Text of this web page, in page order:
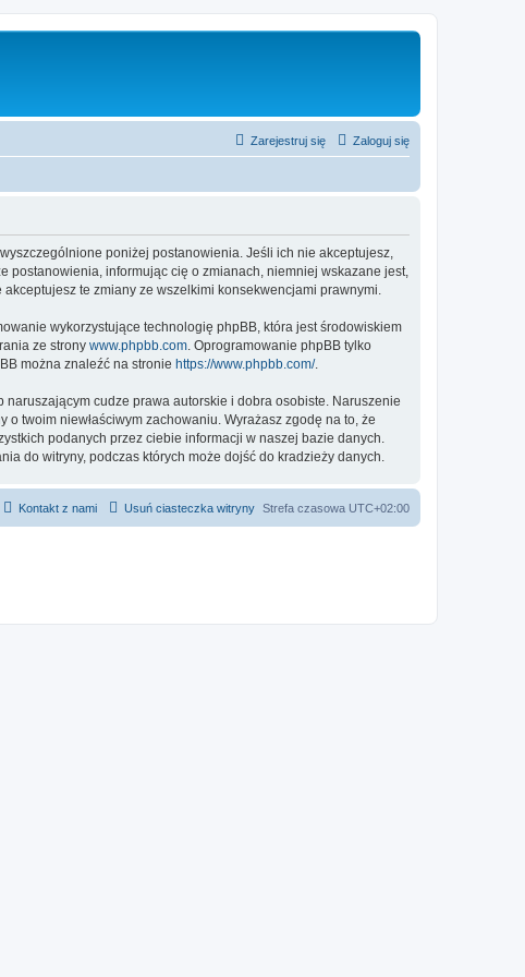
Zaloguj się
Zarejestruj się
wyszczególnione poniżej postanowienia. Jeśli ich nie akceptujesz,
postanowienia, informując cię o zmianach, niemniej wskazane jest,
te zmiany ze wszelkimi konsekwencjami prawnymi.
wykorzystujące technologię phpBB, która jest środowiskiem
ze strony www.phpbb.com . Oprogramowanie phpBB tylko
można znaleźć na stronie https://www.phpbb.com/.
cudze prawa autorskie i dobra osobiste. Naruszenie
twoim niewłaściwym zachowaniu. Wyrażasz zgodę na to, że
podanych przez ciebie informacji w naszej bazie danych.
do witryny, podczas których może dojść do kradzieży danych.
Strefa czasowa UTC+02:00
Usuń ciasteczka witryny
Kontakt z nami